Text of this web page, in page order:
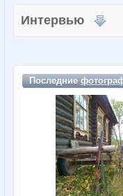
Интервью
Последние